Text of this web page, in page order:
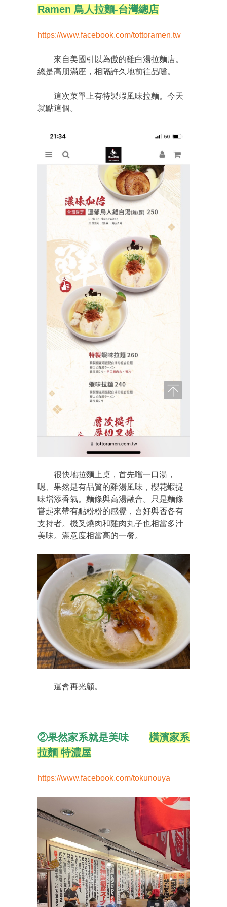
Ramen 鳥人拉麵-台灣總店
https://www.facebook.com/tottoramen.tw
來自美國引以為傲的雞白湯拉麵店。
總是高朋滿座，相隔許久地前往品嚐。
這次菜單上有特製蝦風味拉麵。今天
就點這個。
很快地拉麵上桌，首先嚐一口湯，
嗯、果然是有品質的雞湯風味，櫻花蝦提
味增添香氣。麵條與高湯融合。只是麵條
嘗起來帶有點粉粉的感覺，喜好與否各有
支持者。機叉燒肉和雞肉丸子也相當多汁
美味。滿意度相當高的一餐。
還會再光顧。
②果然家系就是美味 橫濱家系
拉麵 特濃屋
https://www.facebook.com/tokunouya